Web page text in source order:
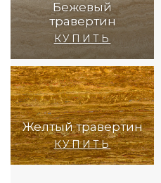
Бежевый
травертин
КУПИТЬ
Желтый травертин
КУПИТЬ